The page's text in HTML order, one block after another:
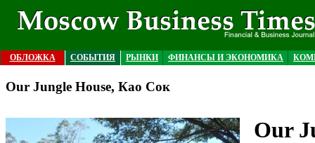
ОБЛОЖКА СОБЫТИЯ РЫНКИ ФИНАНСЫ И ЭКОНОМИКА
Our Jungle House, Као Сок
Our